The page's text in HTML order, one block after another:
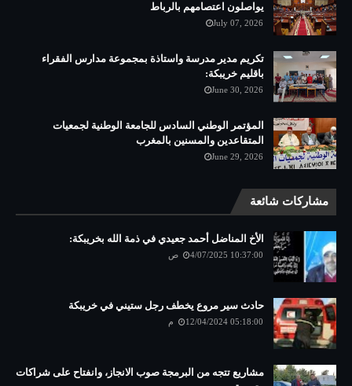
يواصلون اعتصامهم بالرباط
July 07, 2026
تكريم مدير مدرسة واستاذة بمجموعة مدارس الفقراء
باقليم خريبكة:
June 30, 2026
المؤتمر الوطني السادس للجامعة الوطنية لجمعيات
المتقاعدين والمسنين بالمغرب
June 29, 2026
مشاركات شائعة
الأخ المناضل أحمد جعيدي في ذمة الله بخريبكة:
4/07/2025 10:37:00 ص
حادث سير مروع يخطف رجل ستيني في خريبكة
12/04/2024 05:18:00 م
مشاريع تتجه من البرمجة صوب الانجاز، وانفتاح على شراكات